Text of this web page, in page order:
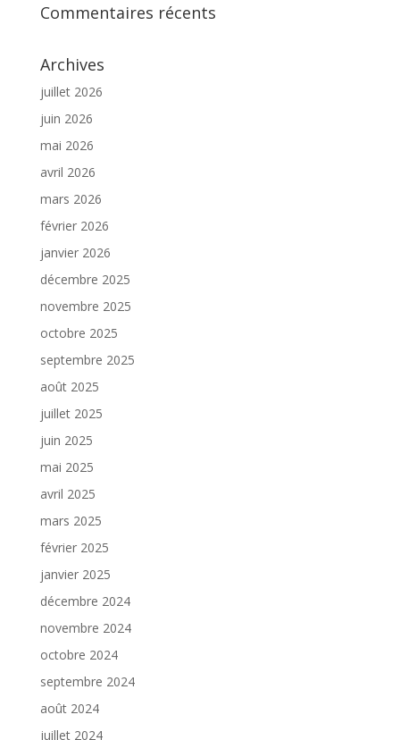
Commentaires récents
Archives
juillet 2026
juin 2026
mai 2026
avril 2026
mars 2026
février 2026
janvier 2026
décembre 2025
novembre 2025
octobre 2025
septembre 2025
août 2025
juillet 2025
juin 2025
mai 2025
avril 2025
mars 2025
février 2025
janvier 2025
décembre 2024
novembre 2024
octobre 2024
septembre 2024
août 2024
juillet 2024